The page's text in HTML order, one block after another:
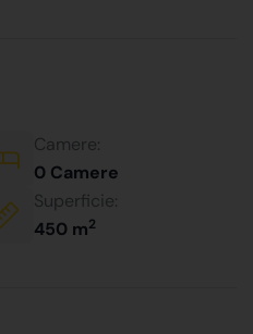
Camere:
0 Camere
Superficie:
450 m2